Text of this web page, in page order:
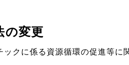
の変更
ックに係る資源循環の促進等に